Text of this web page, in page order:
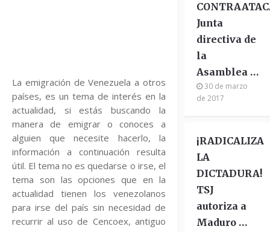
La emigración de Venezuela a otros
países, es un tema de interés en la
actualidad, si estás buscando la
manera de emigrar o conoces a
alguien que necesite hacerlo, la
información a continuación resulta
útil. El tema no es quedarse o irse, el
tema son las opciones que en la
actualidad tienen los venezolanos
para irse del país sin necesidad de
recurrir al uso de Cencoex, antiguo
Junta
directiva de
la
Asamblea …
30 de marzo
de 2017
¡RADICALIZA
LA
DICTADURA!
TSJ
autoriza a
Maduro …